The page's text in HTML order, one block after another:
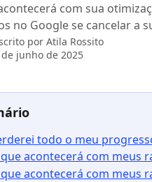
com sua
no Google se cancelar a
por Atila Rossito
junho de 2025
todo o meu
acontecerá com meus
acontecerá com meus